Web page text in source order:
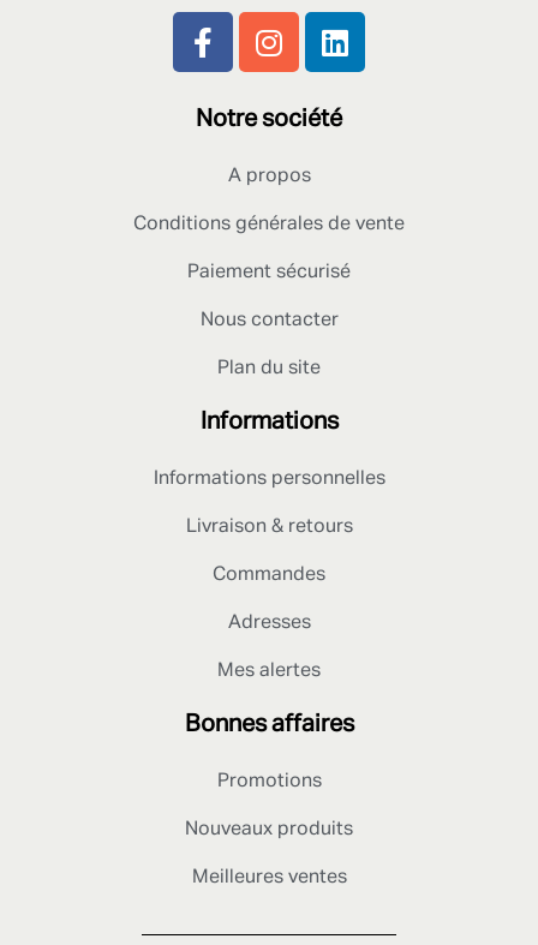
Notre société
A propos
Conditions générales de vente
Paiement sécurisé
Nous contacter
Plan du site
Informations
Informations personnelles
Livraison & retours
Commandes
Adresses
Mes alertes
Bonnes affaires
Promotions
Nouveaux produits
Meilleures ventes